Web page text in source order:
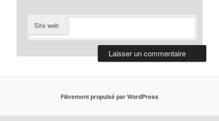
Site web
Fièrement propulsé par WordPress